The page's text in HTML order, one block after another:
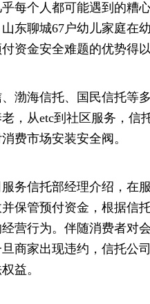
每个人都可能遇到的糟
东聊城67户幼儿家庭在
资金安全难题的优势得
渤海信托、国民信托等
，从etc到社区服务，信
费市场安装安全阀。
务信托部经理介绍，在
保管预付资金，根据信
营行为。伴随消费者对
商家出现违约，信托公
益。